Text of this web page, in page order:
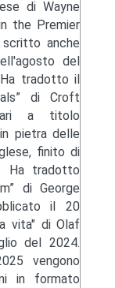
di Wayne
the Premier
anche
del
Ha tradotto il
di Croft
a titolo
pietra delle
finito di
Ha tradotto
di George
il 20
vita" di Olaf
del 2024.
vengono
in formato